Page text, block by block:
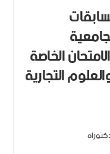
الامتحان الخاصة
التجارية